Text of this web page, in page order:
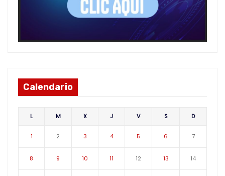
Calendario
L M X J V S D
1 2 3 4 5 6 7
8 9 10 11 12 13 14